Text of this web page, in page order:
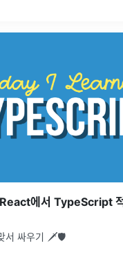
에서 TypeScript
서 싸우기 🗡🛡